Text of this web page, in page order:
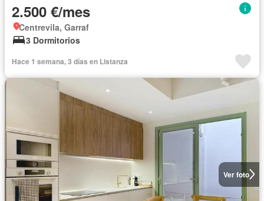
2.500 €/mes
Centrevila, Garraf
3 Dormitorios
Hace 1 semana, 3 días en Listanza
Ver foto